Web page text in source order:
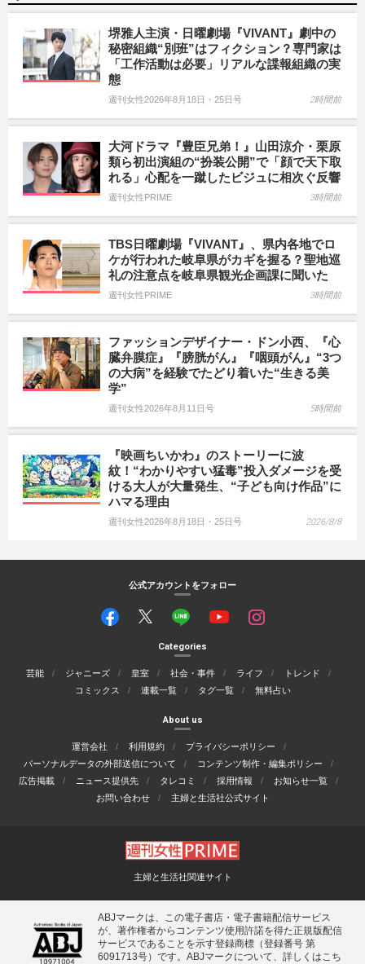
堺雅人主演・日曜劇場『VIVANT』劇中の
秘密組織“別班”はフィクション？専門家は
「工作活動は必要」リアルな諜報組織の実
態
週刊女性2026年8月18日・25日号 2時間前
大河ドラマ『豊臣兄弟！』山田涼介・栗原
類ら初出演組の“扮装公開”で「顔で天下取
れる」心配を一蹴したビジュに相次ぐ反響
週刊女性PRIME 3時間前
TBS日曜劇場『VIVANT』、県内各地でロ
ケが行われた岐阜県がカギを握る？聖地巡
礼の注意点を岐阜県観光企画課に聞いた
週刊女性PRIME 3時間前
ファッションデザイナー・ドン小西、『心
臓弁膜症』『膀胱がん』『咽頭がん』“3つ
の大病”を経験でたどり着いた“生きる美
学”
週刊女性2026年8月11日号 5時間前
『映画ちいかわ』のストーリーに波
紋！“わかりやすい猛毒”投入ダメージを受
ける大人が大量発生、“子ども向け作品”に
ハマる理由
週刊女性2026年8月18日・25日号 2026/8/8
公式アカウントをフォロー
Categories
芸能 ジャニーズ 皇室 社会・事件 ライフ
トレンド
コミックス
連載一覧 タグ一覧 無料占い
About us
運営会社 利用規約
プライバシーポリシー
パーソナルデータの外部送信について
コンテンツ制作・編集ポリシー
広告掲載
ニュース提供先 タレコミ 採用情報
お知らせ一覧
お問い合わせ
主婦と生活社公式サイト
主婦と生活社関連サイト
ABJマークは、この電子書店・電子書籍配信サービス
が、著作権者からコンテンツ使用許諾を得た正規版配信
サービスであることを示す登録商標（登録番号 第
6091713号）です。ABJマークについて、詳しくはこち